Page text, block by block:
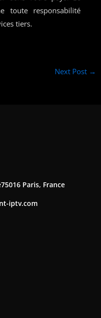
toute responsabilité
tiers.
Next Post →
Paris, France
iptv.com